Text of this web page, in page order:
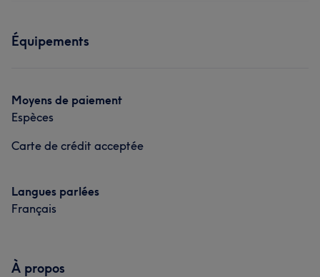
Équipements
Moyens de paiement
Espèces
Carte de crédit acceptée
Langues parlées
Français
À propos